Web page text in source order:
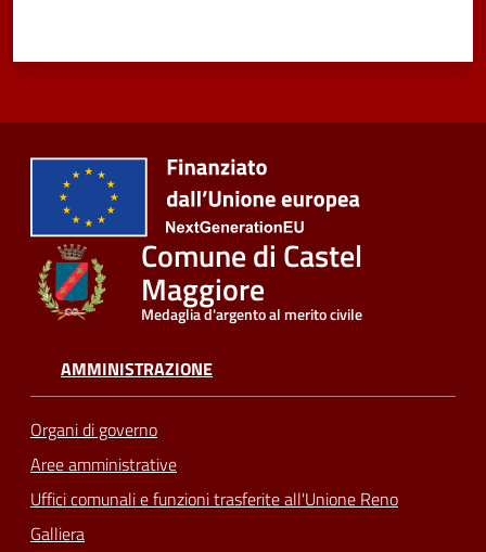
Comune di Castel
Maggiore
Medaglia d'argento al merito civile
AMMINISTRAZIONE
Organi di governo
Aree amministrative
Uffici comunali e funzioni trasferite all'Unione Reno
Galliera